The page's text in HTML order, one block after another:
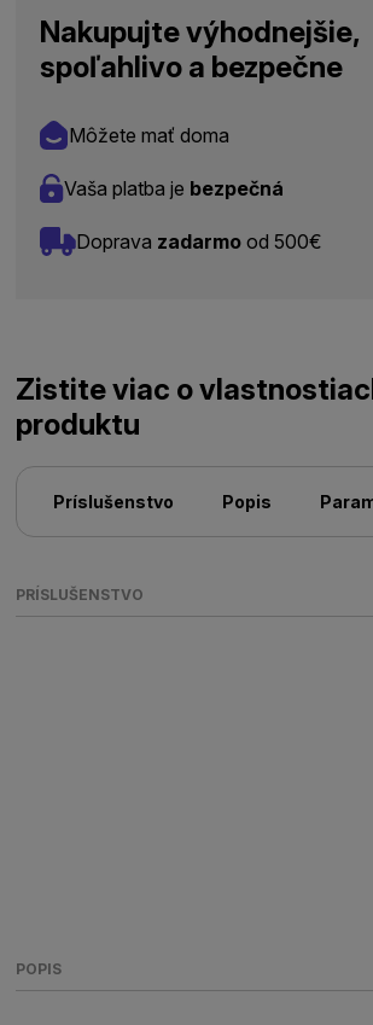
Nakupujte výhodnejšie,
spoľahlivo a bezpečne
Môžete mať doma
Vaša platba je bezpečná
Doprava zadarmo od 500€
Zistite viac o
produktu
Príslušenstvo Popis
PRÍSLUŠENSTVO
POPIS